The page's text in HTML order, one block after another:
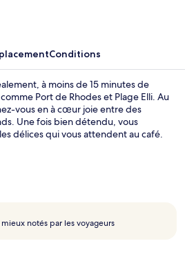
Conditions
à moins de 15 minutes de
Port de Rhodes et Plage Elli. Au
vous en à cœur joie entre des
Une fois bien détendu, vous
délices qui vous attendent au café.
notés par les voyageurs